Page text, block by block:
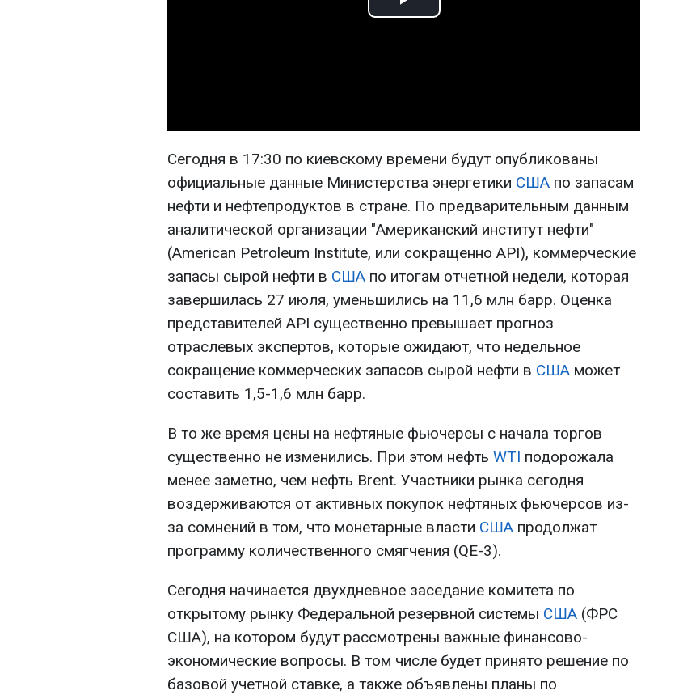
Play
Сегодня в 17:30 по киевскому времени будут опубликованы
официальные данные Министерства энергетики США по запасам
нефти и нефтепродуктов в стране. По предварительным данным
аналитической организации "Американский институт нефти"
(American Petroleum Institute, или сокращенно API), коммерческие
запасы сырой нефти в США по итогам отчетной недели, которая
завершилась 27 июля, уменьшились на 11,6 млн барр. Оценка
представителей API существенно превышает прогноз
отраслевых экспертов, которые ожидают, что недельное
сокращение коммерческих запасов сырой нефти в США может
составить 1,5-1,6 млн барр.
В то же время цены на нефтяные фьючерсы с начала торгов
существенно не изменились. При этом нефть WTI подорожала
менее заметно, чем нефть Brent. Участники рынка сегодня
воздерживаются от активных покупок нефтяных фьючерсов из-
за сомнений в том, что монетарные власти США продолжат
программу количественного смягчения (QE-3).
Сегодня начинается двухдневное заседание комитета по
открытому рынку Федеральной резервной системы США (ФРС
США), на котором будут рассмотрены важные финансово-
экономические вопросы. В том числе будет принято решение по
базовой учетной ставке, а также объявлены планы по